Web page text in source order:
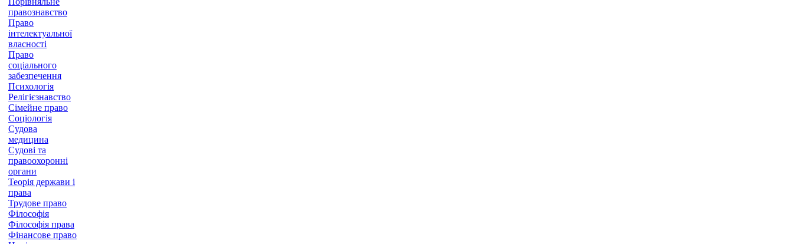
правознавство
Право
інтелектуальної
власності
Право
соціального
забезпечення
Психологія
Релігієзнавство
Сімейне право
Соціологія
Судова
медицина
Судові та
правоохоронні
органи
Теорія держави і
права
Трудове право
Філософія
Філософія права
Фінансове право